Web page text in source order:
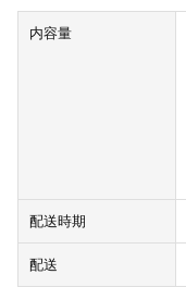
内容量
配送時期
配送